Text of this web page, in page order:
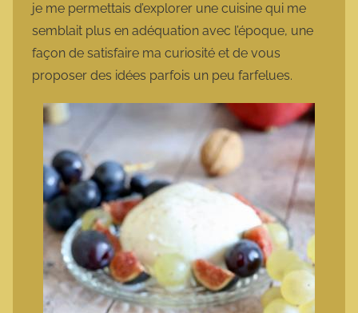
je me permettais d’explorer une cuisine qui me
semblait plus en adéquation avec l’époque, une
façon de satisfaire ma curiosité et de vous
proposer des idées parfois un peu farfelues.